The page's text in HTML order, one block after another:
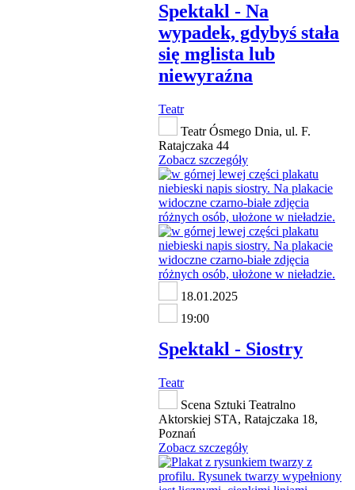
Spektakl - Na
wypadek, gdybyś stała
się mglista lub
niewyraźna
Teatr
Teatr Ósmego Dnia, ul. F.
Ratajczaka 44
Zobacz szczegóły
18.01.2025
19:00
Spektakl - Siostry
Teatr
Scena Sztuki Teatralno
Aktorskiej STA, Ratajczaka 18,
Poznań
Zobacz szczegóły